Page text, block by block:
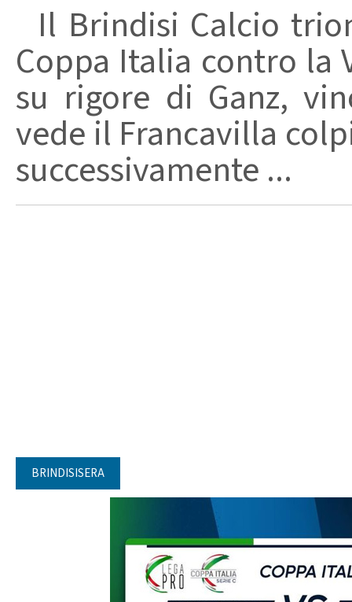
Il Brindisi Calcio
Coppa Italia contro la
su rigore di Ganz,
vede il Francavilla
successivamente ...
BRINDISISERA